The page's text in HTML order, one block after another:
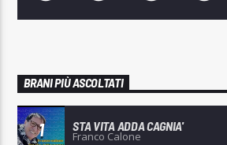
TRACCIA CORRENTE
BRANI PIÙ ASCOLTATI
1 STA VITA ADDA CAGNIA'
Franco Calone